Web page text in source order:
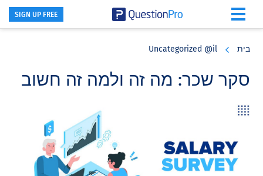
SIGN UP FREE
בית Uncategorized @il
סקר שכר: מה זה ולמה זה חשוב